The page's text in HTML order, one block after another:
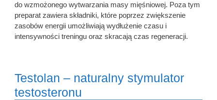
do wzmożonego wytwarzania masy mięśniowej. Poza tym
preparat zawiera składniki, które poprzez zwiększenie
zasobów energii umożliwiają wydłużenie czasu i
intensywności treningu oraz skracają czas regeneracji.
Testolan – naturalny stymulator
testosteronu